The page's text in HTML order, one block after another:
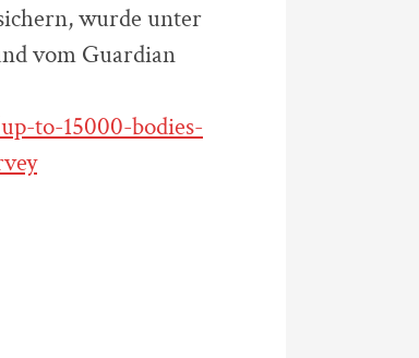
wurde unter
vom Guardian
to-15000-bodies-